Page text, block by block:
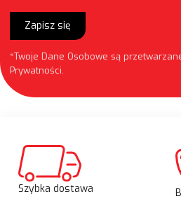
Zapisz się
*Twoje Dane Osobowe są
Prywatności.
Szybka dostawa